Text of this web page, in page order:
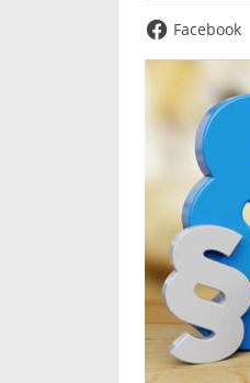
Facebook